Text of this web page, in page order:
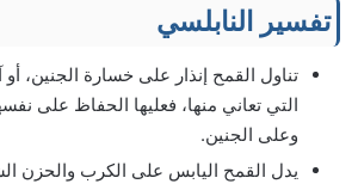
تفسير النابلسي
تناول القمح إنذار على خسارة الجنين، أو
التي تعاني منها، فعليها الحفاظ على
وعلى الجنين.
يدل القمح اليابس على الكرب والحزن